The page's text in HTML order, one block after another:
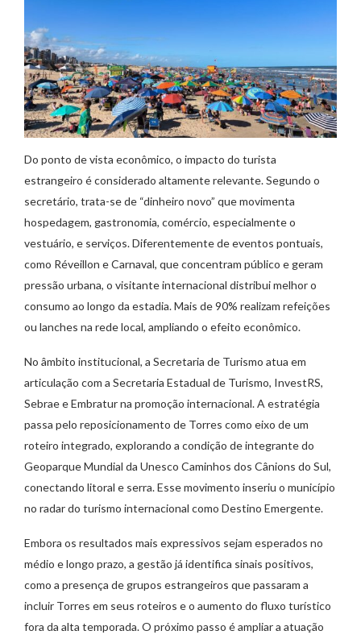
Do ponto de vista econômico, o impacto do turista
estrangeiro é considerado altamente relevante. Segundo o
secretário, trata-se de “dinheiro novo” que movimenta
hospedagem, gastronomia, comércio, especialmente o
vestuário, e serviços. Diferentemente de eventos pontuais,
como Réveillon e Carnaval, que concentram público e geram
pressão urbana, o visitante internacional distribui melhor o
consumo ao longo da estadia. Mais de 90% realizam refeições
ou lanches na rede local, ampliando o efeito econômico.
No âmbito institucional, a Secretaria de Turismo atua em
articulação com a Secretaria Estadual de Turismo, InvestRS,
Sebrae e Embratur na promoção internacional. A estratégia
passa pelo reposicionamento de Torres como eixo de um
roteiro integrado, explorando a condição de integrante do
Geoparque Mundial da Unesco Caminhos dos Cânions do Sul,
conectando litoral e serra. Esse movimento inseriu o município
no radar do turismo internacional como Destino Emergente.
Embora os resultados mais expressivos sejam esperados no
médio e longo prazo, a gestão já identifica sinais positivos,
como a presença de grupos estrangeiros que passaram a
incluir Torres em seus roteiros e o aumento do fluxo turístico
fora da alta temporada. O próximo passo é ampliar a atuação